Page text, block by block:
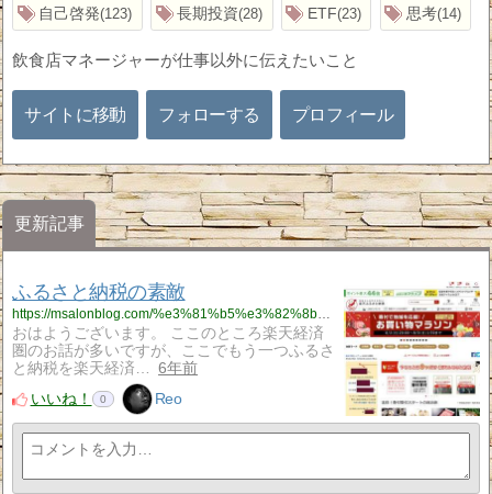
自己啓発 123 長期投資 28 ETF 23 思考 14
飲食店マネージャーが仕事以外に伝えたいこと
サイトに移動 フォローする プロフィール
更新記事
ふるさと納税の素敵
おはようございます。 ここのところ楽天経済
圏のお話が多いですが、ここでもう一つふるさ
と納税を楽天経済…
6年前
いいね！
0 Reo